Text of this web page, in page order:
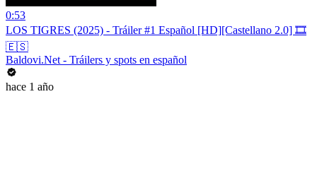
0:53
LOS TIGRES (2025) - Tráiler #1 Español [HD][Castellano 2.0] 🎞️
🇪🇸
Baldovi.Net - Tráilers y spots en español
hace 1 año